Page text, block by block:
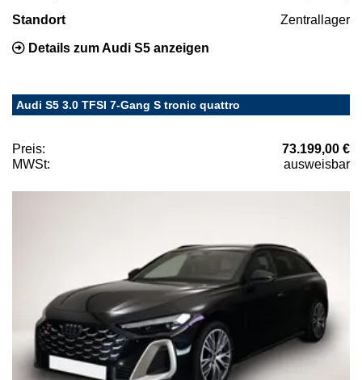
Standort Zentrallager
Details zum Audi S5 anzeigen
Audi S5 3.0 TFSI 7-Gang S tronic quattro
Preis:
73.199,00 €
MWSt:
ausweisbar